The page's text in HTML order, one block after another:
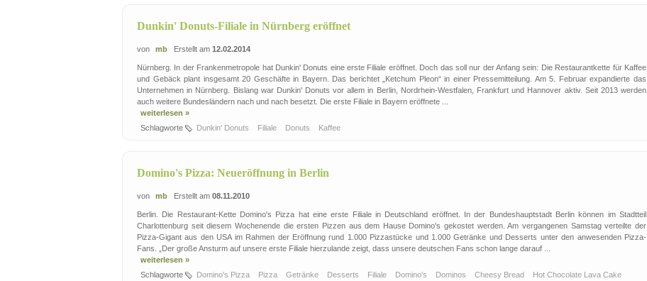
Dunkin' Donuts-Filiale in Nürnberg eröffnet
von mb Erstellt am 12.02.2014
Nürnberg. In der Frankenmetropole hat Dunkin' Donuts eine erste Filiale eröffnet. Doch das soll nur der Anfang sein: Die Restaurantkette für Kaffee
und Gebäck plant insgesamt 20 Geschäfte in Bayern. Das berichtet „Ketchum Pleon“ in einer Pressemitteilung. Am 5. Februar expandierte das
Unternehmen in Nürnberg. Bislang war Dunkin' Donuts vor allem in Berlin, Nordrhein-Westfalen, Frankfurt und Hannover aktiv. Seit 2013 werden
auch weitere Bundesländern nach und nach besetzt. Die erste Filiale in Bayern eröffnete ...
weiterlesen »
Schlagworte
Dunkin' Donuts Filiale Donuts Kaffee
Domino's Pizza: Neueröffnung in Berlin
von mb Erstellt am 08.11.2010
Berlin. Die Restaurant-Kette Domino's Pizza hat eine erste Filiale in Deutschland eröffnet. In der Bundeshauptstadt Berlin können im Stadtteil
Charlottenburg seit diesem Wochenende die ersten Pizzen aus dem Hause Domino's gekostet werden. Am vergangenen Samstag verteilte der
Pizza-Gigant aus den USA im Rahmen der Eröffnung rund 1.000 Pizzastücke und 1.000 Getränke und Desserts unter den anwesenden Pizza-
Fans. „Der große Ansturm auf unsere erste Filiale hierzulande zeigt, dass unsere deutschen Fans schon lange darauf ...
weiterlesen »
Schlagworte
Domino's Pizza Pizza Getränke Desserts Filiale Domino's Dominos Cheesy Bread Hot Chocolate Lava Cake